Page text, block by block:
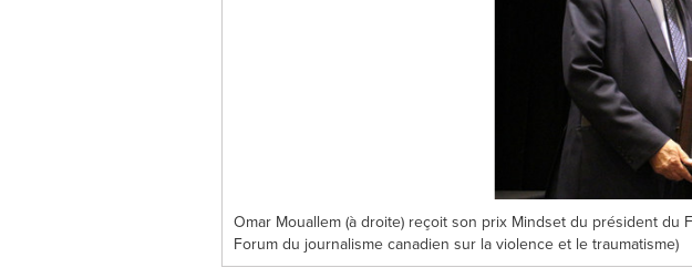
Omar Mouallem (à droite) reçoit son prix Mindset du président du
Forum du journalisme canadien sur la violence et le traumatisme)